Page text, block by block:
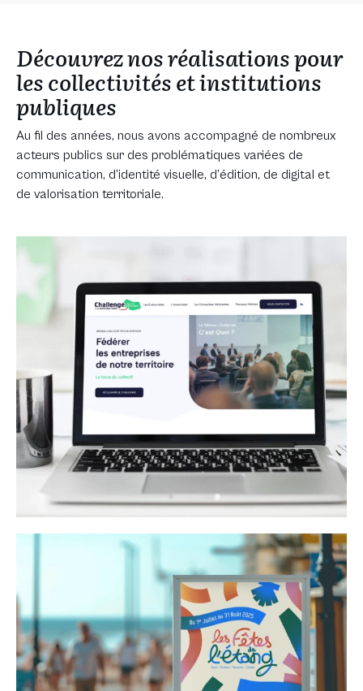
Découvrez nos réalisations pour
les collectivités et institutions
publiques
Au fil des années, nous avons accompagné de nombreux
acteurs publics sur des problématiques variées de
communication, d’identité visuelle, d’édition, de digital et
de valorisation territoriale.